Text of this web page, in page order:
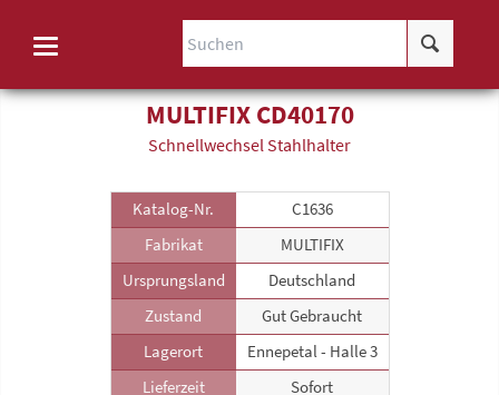
MULTIFIX CD40170
Schnellwechsel Stahlhalter
Katalog-Nr.
C1636
Fabrikat
MULTIFIX
Ursprungsland
Deutschland
Zustand
Gut Gebraucht
Lagerort
Ennepetal - Halle 3
Lieferzeit
Sofort